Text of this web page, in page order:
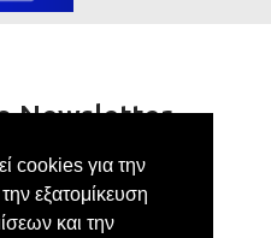
cookies για την
εξατομίκευση
και την
Newsletter
μας για να
προσφορές.